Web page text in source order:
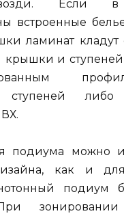
Если в
встроенные
ламинат кладут
крышки и
ступеней либо
подиума можно
как и для
подиум